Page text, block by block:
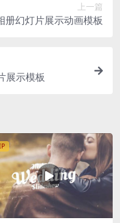
上一篇
册幻灯片展示动画模板
展示模板